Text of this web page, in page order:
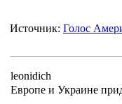
Источник: Голос
leonidich
Европе и Украине